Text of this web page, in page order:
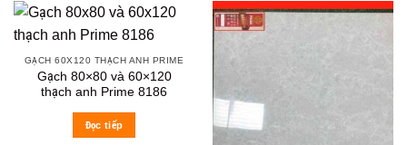
GẠCH 60X120 THẠCH ANH PRIME
Gạch 80×80 và 60×120
thạch anh Prime 8186
Đọc tiếp